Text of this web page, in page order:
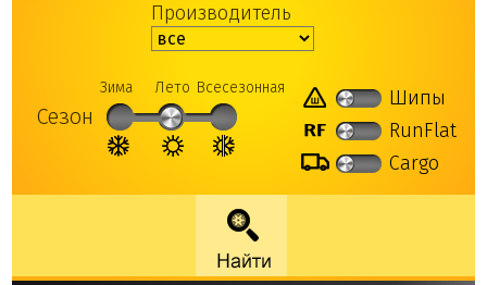
Производитель
Сезон
Зима Лето Всесезонная
Шипы
RunFlat
Cargo